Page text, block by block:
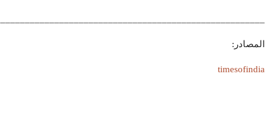
المصادر:
timesofindia